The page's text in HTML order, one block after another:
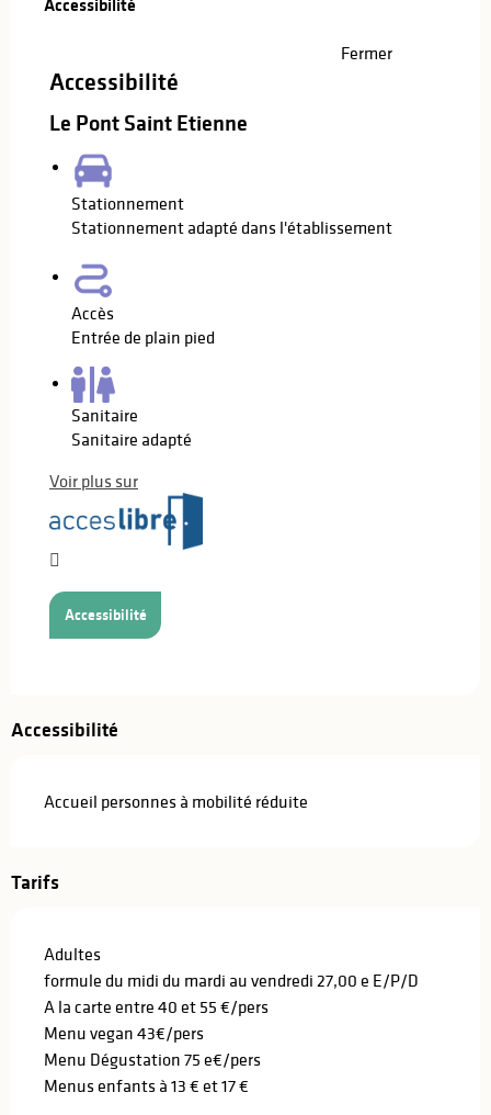
Fermer
Accessibilité
Le Pont Saint Etienne
Stationnement
Stationnement adapté dans l'établissement
Accès
Entrée de plain pied
Sanitaire
Sanitaire adapté
Voir plus sur
Accessibilité
Accessibilité
Accueil personnes à mobilité réduite
Tarifs
Adultes
formule du midi du mardi au vendredi 27,00 e E/P/D
A la carte entre 40 et 55 €/pers
Menu vegan 43€/pers
Menu Dégustation 75 e€/pers
Menus enfants à 13 € et 17 €